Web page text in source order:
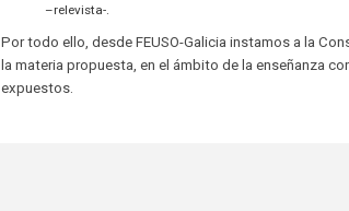
–relevista-.
Por todo ello, desde FEUSO-Galicia instamos a la
la materia propuesta, en el ámbito de la enseñanza
expuestos.